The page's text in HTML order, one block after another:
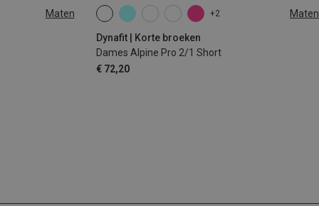
Maten +2 Maten
Dynafit | Korte broeken
Dames Alpine Pro 2/1 Short
€ 72,20
XS S M XL